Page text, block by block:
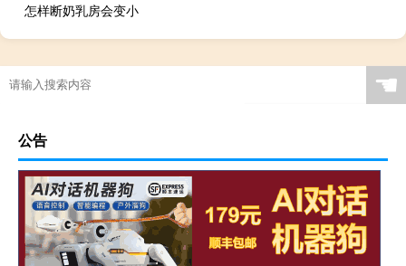
怎样断奶乳房会变小
☚
公告